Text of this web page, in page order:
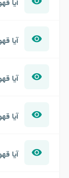
آیا
آیا
آیا
آیا
آیا